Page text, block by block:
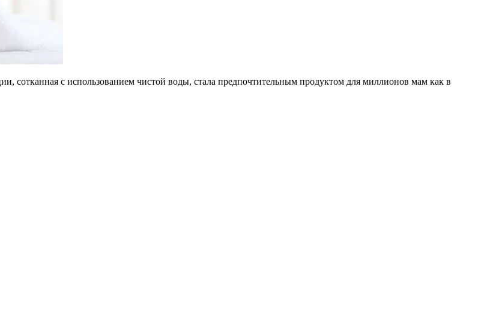
сотканная с использованием чистой воды, стала предпочтительным продуктом для миллионов мам как в